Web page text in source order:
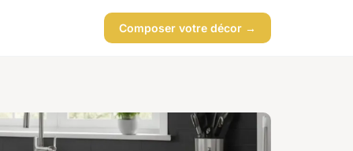
Composer votre décor →